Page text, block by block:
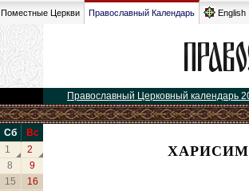
Поместные Церкви Православный Календарь English
Православный Церковный календарь
Сб
Вс
1
2
8
9
15
16